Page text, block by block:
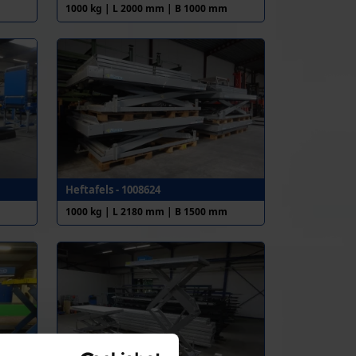
1000 kg | L 2000 mm | B 1000 mm
Heftafels - 1008624
1000 kg | L 2180 mm | B 1500 mm